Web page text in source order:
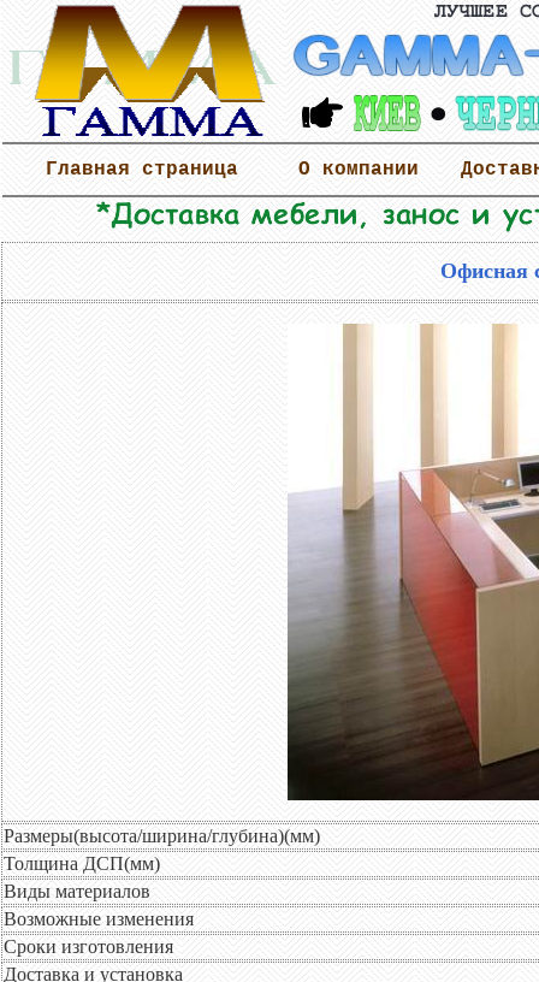
Главная страница О компании
Офисная
Размеры(высота/ширина/глубина)(мм)
Толщина ДСП(мм)
Виды материалов
Возможные изменения
Сроки изготовления
Доставка и установка